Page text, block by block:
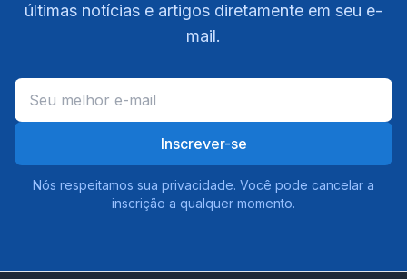
últimas notícias e artigos diretamente em seu e-
mail.
Inscrever-se
Nós respeitamos sua privacidade. Você pode cancelar a
inscrição a qualquer momento.